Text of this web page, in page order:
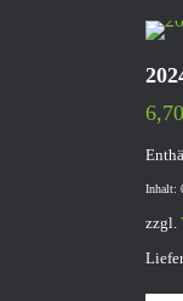
Inhalt:
zzgl.